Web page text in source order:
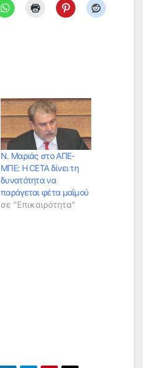
Ν. Μαριάς στο ΑΠΕ-
ΜΠΕ: H CETA δίνει τη
δυνατότητα να
παράγεται φέτα μαϊμού
σε "Επικαιρότητα"